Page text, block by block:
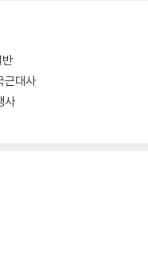
성
니즘
?: 정치적ㆍ사회문화적 결
거부
근대사
사